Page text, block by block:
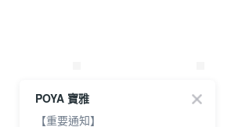
POYA 寶雅
【重要通知】